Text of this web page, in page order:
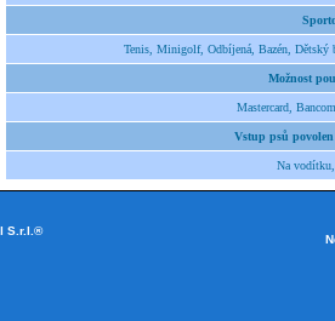
Tenis, Minigolf, Odbíjená, Bazén, Dětský
Možnost
Mastercard,
Vstup psů
Na
S.r.l.®